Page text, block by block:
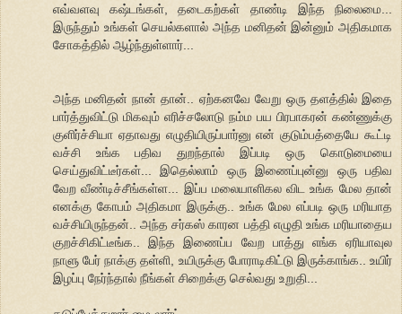
எவ்வளவு கஷ்டங்கள், தடைகற்கள் தாண்டி இந்த நிலைமை...
இருந்தும் உங்கள் செயல்களால் அந்த மனிதன் இன்னும் அதிகமாக
சோகத்தில் ஆழ்ந்துள்ளார்...
அந்த மனிதன் நான் தான்.. ஏற்கனவே வேறு ஒரு தளத்தில் இதை
பார்த்துவிட்டு மிகவும் எரிச்சலோடு நம்ம பய பிரபாகரன் கண்ணுக்கு
குளிர்ச்சியா ஏதாவது எழுதியிருப்பார்னு என் குடும்பத்தையே கூட்டி
வச்சி உங்க பதிவ துறந்தால் இப்படி ஒரு கொடுமையை
செய்துவிட்டீர்கள்... இதெல்லாம் ஒரு இணைப்புன்னு ஒரு பதிவ
வேற வீண்டிச்சீங்கள்ள... இப்ப மலையாளிகல விட உங்க மேல தான்
எனக்கு கோபம் அதிகமா இருக்கு.. உங்க மேல எப்படி ஒரு மரியாத
வச்சியிருந்தன்.. அந்த சர்கஸ் காரன பத்தி எழுதி உங்க மரியாதைய
குறச்சிகிட்டீங்க.. இந்த இணைப்ப வேற பாத்து எங்க ஏரியாவுல
நாளு பேர் நாக்கு தள்ளி, உயிருக்கு போராடிகிட்டு இருக்காங்க.. உயிர்
இழப்பு நேர்ந்தால் நீங்கள் சிறைக்கு செல்வது உறுதி...